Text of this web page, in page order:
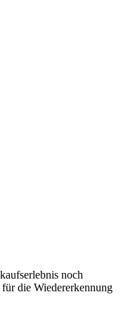
noch
für die Wiedererkennung